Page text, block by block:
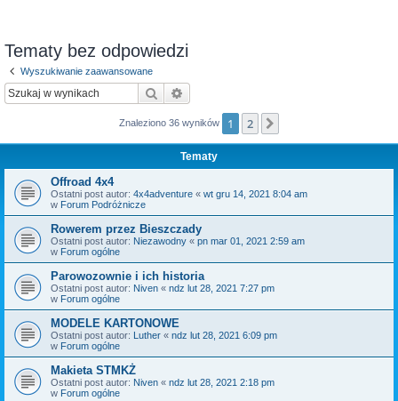
Tematy bez odpowiedzi
Wyszukiwanie zaawansowane
Szukaj
Znaleziono 36 wyników 1 2
Tematy
Offroad 4x4
Ostatni post autor: 4x4adventure « wt gru 14, 2021 8:04 am
w Forum Podróżnicze
Rowerem przez Bieszczady
Ostatni post autor: Niezawodny « pn mar 01, 2021 2:59 am
w Forum ogólne
Parowozownie i ich historia
Ostatni post autor: Niven « ndz lut 28, 2021 7:27 pm
w Forum ogólne
MODELE KARTONOWE
Ostatni post autor: Luther « ndz lut 28, 2021 6:09 pm
w Forum ogólne
Makieta STMKŻ
Ostatni post autor: Niven « ndz lut 28, 2021 2:18 pm
w Forum ogólne